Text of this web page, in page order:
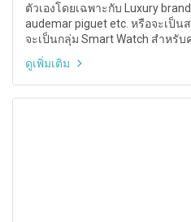
ตัวเองโดยเฉพาะกับ Luxury
audemar piguet etc. หรือจะเป็น
จะเป็นกลุ่ม Smart Watch สำหรั
น่าสนใจต่างกันออกไป ทว่าการเ
การใช้งานให้ยาวนานที่สุดจัดว่า
ว่าแต่กล่องใส่นาฬิกาแบบไหนดีที่
มีมาบอก
ดูเพิ่มเติม